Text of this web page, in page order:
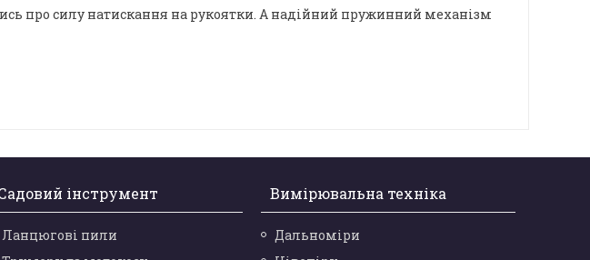
про силу натискання на рукоятки. А надійний пружинний механізм
інструмент
Ланцюгові пили
Вимірювальна техніка
Дальноміри